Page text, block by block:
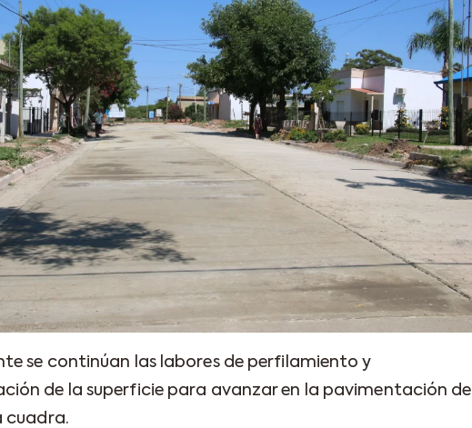
se continúan las labores de perfilamiento y
de la superficie para avanzar en la pavimentación de
cuadra.